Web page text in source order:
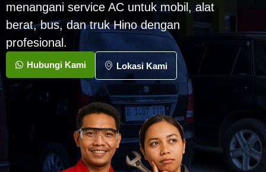
menangani service AC untuk mobil, alat
berat, bus, dan truk Hino dengan
profesional.
Hubungi Kami Lokasi Kami